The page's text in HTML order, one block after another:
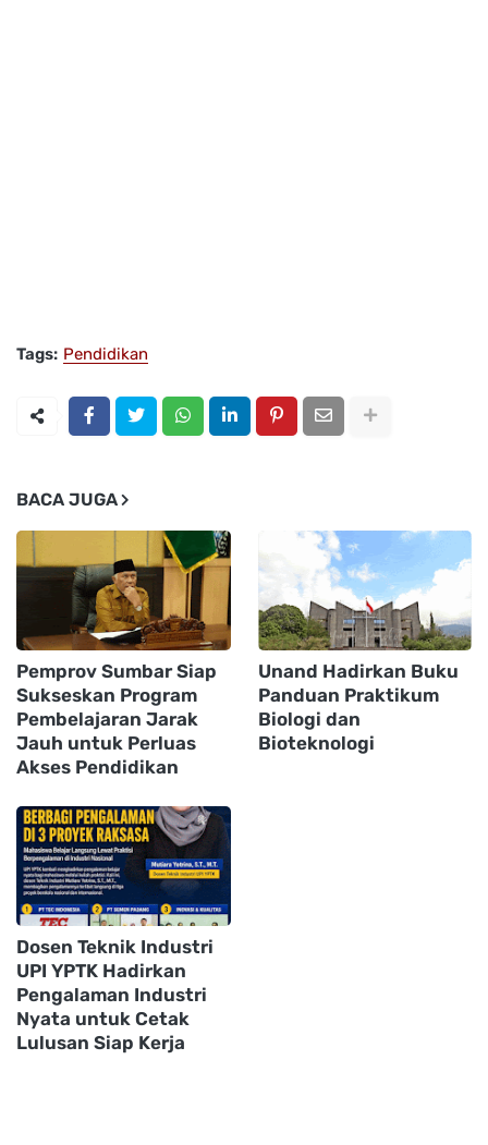
Tags: Pendidikan
BACA JUGA
Pemprov Sumbar Siap
Sukseskan Program
Pembelajaran Jarak
Jauh untuk Perluas
Akses Pendidikan
Unand Hadirkan Buku
Panduan Praktikum
Biologi dan
Bioteknologi
Dosen Teknik Industri
UPI YPTK Hadirkan
Pengalaman Industri
Nyata untuk Cetak
Lulusan Siap Kerja